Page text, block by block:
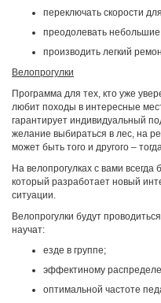
переключать скорости
преодолевать
производить легкий
Велопрогулки
Программа для тех, кто уже
любит походы в интересные
гарантирует индивидуальный
желание выбираться в лес, на
может быть того и другого –
На велопрогулках с вами
который разработает новый
ситуации.
Велопрогулки будут
научат:
езде в группе;
эффектиному
оптимальной частоте